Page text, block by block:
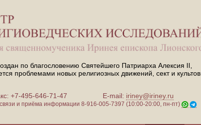
по благословению Святейшего Патриарха Алексия II,
проблемами новых религиозных движений, сект и культов
+7-495-646-71-47 E-mail: iriney@iriney.ru
и приёма информации 8-916-005-7397 (10:00-20:00, пн-пт)